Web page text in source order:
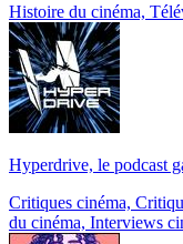
Histoire du cinéma,
Hyperdrive, le podcast
Critiques cinéma,
du cinéma, Interviews